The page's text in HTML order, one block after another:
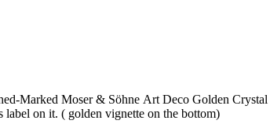
Marked Moser & Söhne Art Deco Golden
label on it. ( golden vignette on the bottom)